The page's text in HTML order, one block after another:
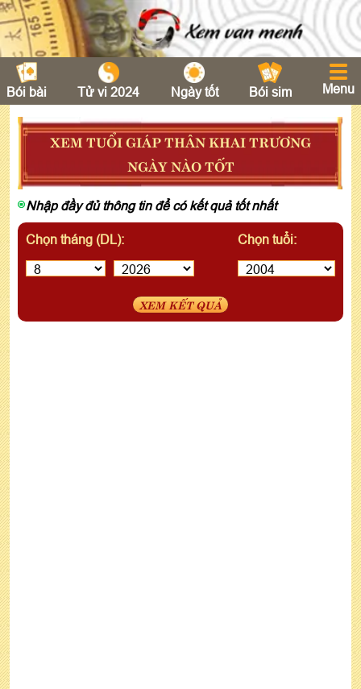
Bói bài Tử vi 2024 Ngày tốt Bói sim Menu
XEM TUỔI GIÁP THÂN KHAI TRƯƠNG
NGÀY NÀO TỐT
Nhập đầy đủ thông tin để có kết quả tốt nhất
Chọn tháng (DL): Chọn tuổi:
XEM KẾT QUẢ